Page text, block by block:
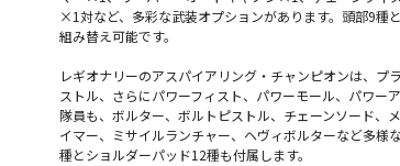
×1対など、多彩な武装オプションがあります。頭部9種
組み替え可能です。
レギオナリーのアスパイアリング・チャンピオンは、プ
ストル、さらにパワーフィスト、パワーモール、パワー
隊員も、ボルター、ボルトピストル、チェーンソード、
イマー、ミサイルランチャー、ヘヴィボルターなど多様
種とショルダーパッド12種も付属します。